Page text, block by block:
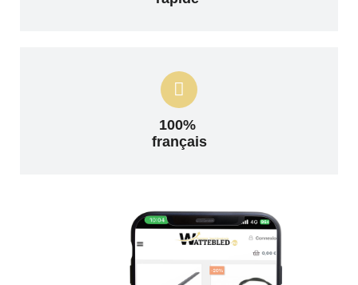
100%
français